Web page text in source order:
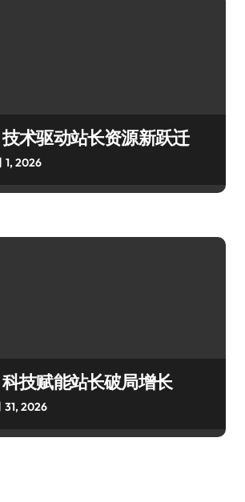
术驱动站长资源新跃迁
1, 2026
技赋能站长破局增长
31, 2026